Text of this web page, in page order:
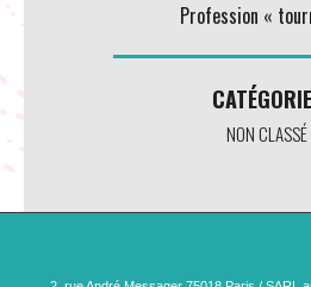
Profession «
NON CLASSÉ